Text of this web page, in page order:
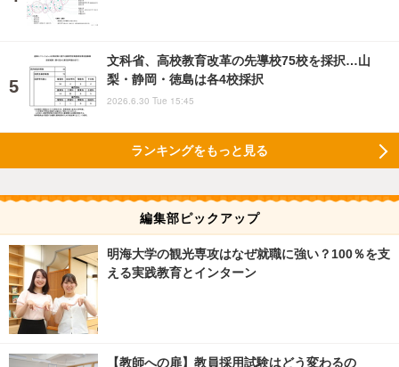
文科省、高校教育改革の先導校75校を採択…山
梨・静岡・徳島は各4校採択
2026.6.30 Tue 15:45
ランキングをもっと見る
編集部ピックアップ
明海大学の観光専攻はなぜ就職に強い？100％を支
える実践教育とインターン
【教師への扉】教員採用試験はどう変わるの